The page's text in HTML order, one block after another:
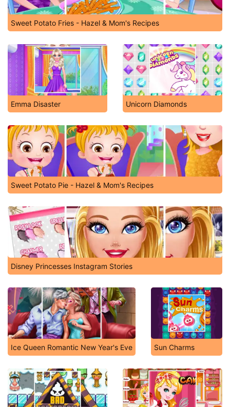
Sweet Potato Fries - Hazel & Mom's Recipes
Emma Disaster Unicorn Diamonds
Sweet Potato Pie - Hazel & Mom's Recipes
Disney Princesses Instagram Stories
Ice Queen Romantic New Year's Eve Sun Charms